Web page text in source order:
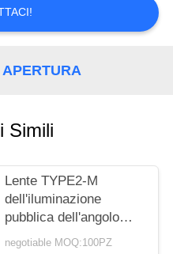
Simili
Lente TYPE2-M
dell'iluminazione
pubblica dell'angolo
d'apertura LED di grado
negotiable MOQ:100PZ